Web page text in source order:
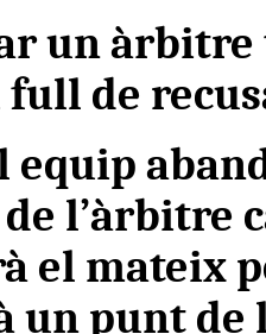
un
de
equip
l’àrbitre
el mateix
un punt de